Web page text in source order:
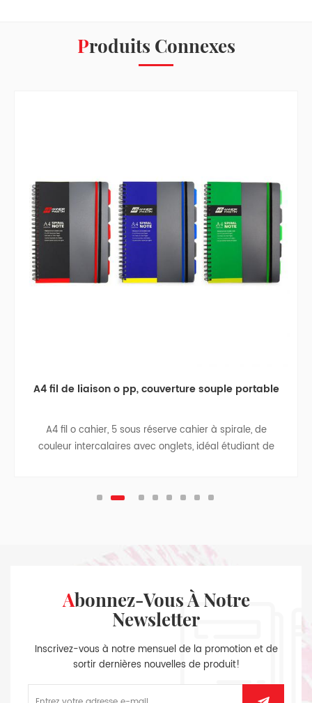
Produits Connexes
A4 fil de liaison o pp, couverture souple portable
A4 fil o cahier, 5 sous réserve cahier à spirale, de
couleur intercalaires avec onglets, idéal étudiant de
Abonnez-Vous À Notre
Newsletter
Inscrivez-vous à notre mensuel de la promotion et de
sortir dernières nouvelles de produit!